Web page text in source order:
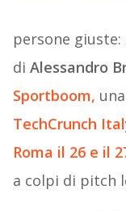
persone giuste:
di Alessandro
Sportboom,
TechCrunch
Roma il 26 e il
a colpi di pitch